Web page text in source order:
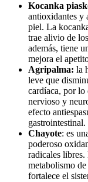
Kocanka
antioxidantes y
piel. La
trae alivio de
además, tiene
mejora el
Agripalma: la
leve que
cardíaca, por lo
nervioso y
efecto
gastrointestinal.
Chayote: es
poderoso
radicales
metabolismo
fortalece el